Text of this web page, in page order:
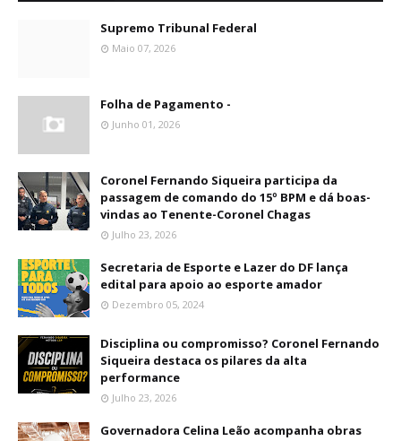
Supremo Tribunal Federal
Maio 07, 2026
Folha de Pagamento -
Junho 01, 2026
Coronel Fernando Siqueira participa da
passagem de comando do 15º BPM e dá boas-
vindas ao Tenente-Coronel Chagas
Julho 23, 2026
Secretaria de Esporte e Lazer do DF lança
edital para apoio ao esporte amador
Dezembro 05, 2024
Disciplina ou compromisso? Coronel Fernando
Siqueira destaca os pilares da alta
performance
Julho 23, 2026
Governadora Celina Leão acompanha obras